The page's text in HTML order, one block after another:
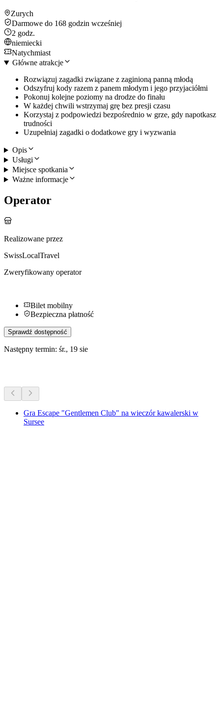
Zurych
Darmowe do 168 godzin wcześniej
2 godz.
niemiecki
Natychmiast
Główne atrakcje
Rozwiązuj zagadki związane z zaginioną panną młodą
Odszyfruj kody razem z panem młodym i jego przyjaciółmi
Pokonuj kolejne poziomy na drodze do finału
W każdej chwili wstrzymaj grę bez presji czasu
Korzystaj z podpowiedzi bezpośrednio w grze, gdy napotkasz
trudności
Uzupełniaj zagadki o dodatkowe gry i wyzwania
Opis
Usługi
Miejsce spotkania
Ważne informacje
Operator
Realizowane przez
SwissLocalTravel
Zweryfikowany operator
Bilet mobilny
Bezpieczna płatność
Sprawdź dostępność
Następny termin: śr., 19 sie
Gra Escape "Gentlemen Club" na wieczór kawalerski w
Sursee